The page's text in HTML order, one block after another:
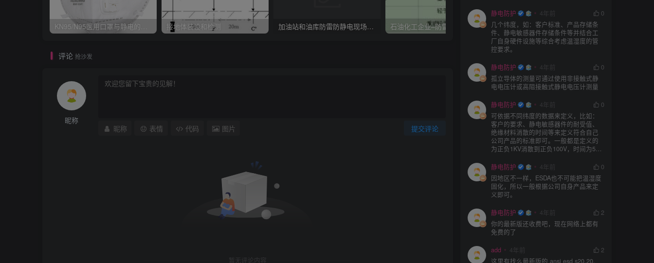
KN95/N95医用口罩与静电的秘密关系 接地体装设和检测 加油站和油库防雷防静电现场检查项目 石油化工企业–防雷防静电现场检测标准 石油化工企业防雷和防静电接地检测实施方法
评论 抢沙发
昵称
提交评论
昵称 表情 代码 图片
暂无评论内容
静电防护 4年前
0
几个纬度，如：客户标准、产品存储条
件、静电敏感器件存储条件等并结合工
厂自身硬件设施等综合考虑温湿度的管
控要求。
静电防护 4年前
0
孤立导体的测量可通过使用非接触式静
电电压计或高阻接触式静电电压计测量
静电防护 4年前
0
可依据不同纬度的数据来定义，比如：
客户的要求、静电敏感器件的耐受值、
绝缘材料消散的时间等来定义符合自己
公司产品的标准即可。一般都是定义的
为正负1KV消散到正负100V，时间为5S
静电防护
4年前
0
因地区不一样，ESDA也不可能把温湿度
固化，所以一般根据公司自身产品来定
义即可。
静电防护 4年前
2
你的最新版还收费吧，现在网络上都有
免费的了
add 4年前
2
这里有找么最新版的 ansi esd s20.20.